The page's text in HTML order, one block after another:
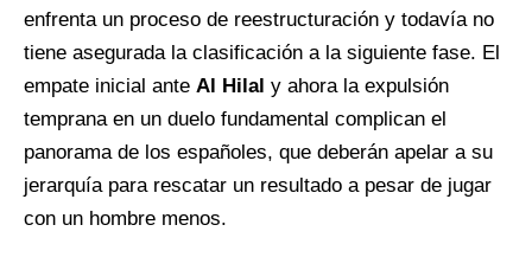
enfrenta un proceso de reestructuración y todavía no
tiene asegurada la clasificación a la siguiente fase. El
empate inicial ante Al Hilal y ahora la expulsión
temprana en un duelo fundamental complican el
panorama de los españoles, que deberán apelar a su
jerarquía para rescatar un resultado a pesar de jugar
con un hombre menos.